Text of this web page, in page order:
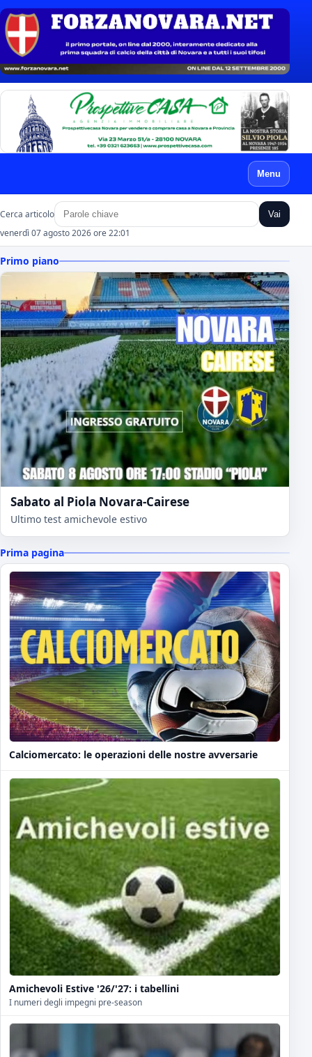
Menu
Cerca articolo Vai
venerdì 07 agosto 2026 ore 22:01
Primo piano
Sabato al Piola Novara-Cairese
Ultimo test amichevole estivo
Prima pagina
Calciomercato: le operazioni delle nostre avversarie
Amichevoli Estive '26/'27: i tabellini
I numeri degli impegni pre-season